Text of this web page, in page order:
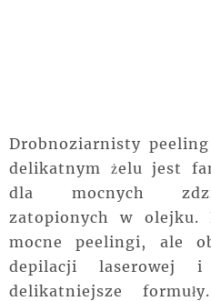
Drobnoziarnisty
delikatnym żelu jest
dla mocnych
zatopionych w olejku.
mocne peelingi, ale
depilacji laserowej
delikatniejsze